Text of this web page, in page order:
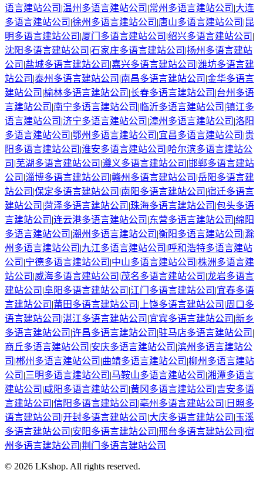
语言建站公司 |温州 多语言建站公司 |常州 多语言建站公司 |大连
多语言建站公司 |徐州 多语言建站公司 |唐山多语言建站公司 |昆
明多语言建站公司 |厦门 多语言建站公司 |绍兴多语言建站公司 |
沈阳多语言建站公司 |石家庄多语言建站公司 |扬州 多语言建站
公司 |盐城多语言建站公司 |嘉兴多语言建站公司 |潍坊多语言建
站公司 |泰州 多语言建站公司 |南昌多语言建站公司 |金华多语言
建站公司 |榆林多语言建站公司 |长春多语言建站公司 |台州 多语
言建站公司 |南宁多语言建站公司 | 临沂多语言建站公司 |镇江多
语言建站公司 |济宁多语言建站公司 |漳州 多语言建站公司 |洛阳
多语言建站公司 |鄂州 多语言建站公司 |宜昌多语言建站公司 |贵
阳多语言建站公司 |淮安多语言建站公司 |哈尔滨多语言建站公
司 |芜湖多语言建站公司 |遵义多语言建站公司 |邯郸多语言建站
公司 |淄博多语言建站公司 |赣州 多语言建站公司 |岳阳多语言建
站公司 |保定多语言建站公司 |南阳多语言建站公司 |宿迁多语言
建站公司 |菏泽多语言建站公司 |珠海多语言建站公司 |包头多语
言建站公司 |连云港多语言建站公司 |东营多语言建站公司 |绵阳
多语言建站公司 |潮州 多语言建站公司 |衡阳多语言建站公司 |滁
州 多语言建站公司 |九江多语言建站公司 |呼和浩特多语言建站
公司 |宁德多语言建站公司 |中山多语言建站公司 |株洲多语言建
站公司 |威海多语言建站公司 |茂名多语言建站公司 |龙岩多语言
建站公司 |阜阳多语言建站公司 |江门 多语言建站公司 |宜春多语
言建站公司 |莆田多语言建站公司 | 上饶多语言建站公司 |周口 多
语言建站公司 |湛江多语言建站公司 |宜宾多语言建站公司 |新乡
多语言建站公司 |许昌多语言建站公司 |驻马店多语言建站公司 |
商丘多语言建站公司 |安庆多语言建站公司 |滨州 多语言建站公
司 |郴州 多语言建站公司 |曲靖多语言建站公司 |柳州 多语言建站
公司 |三明多语言建站公司 |马鞍山多语言建站公司 |湘潭多语言
建站公司 |咸阳多语言建站公司 |黄冈 多语言建站公司 |吉安多语
言建站公司 |信阳多语言建站公司 |亳州 多语言建站公司 | 日照多
语言建站公司 |开封多语言建站公司 |大庆多语言建站公司 |玉溪
多语言建站公司 |安阳多语言建站公司 |邢台多语言建站公司 |宿
州 多语言建站公司 |荆门 多语言建站公司
© 2026 LKshop. All rights reserved.